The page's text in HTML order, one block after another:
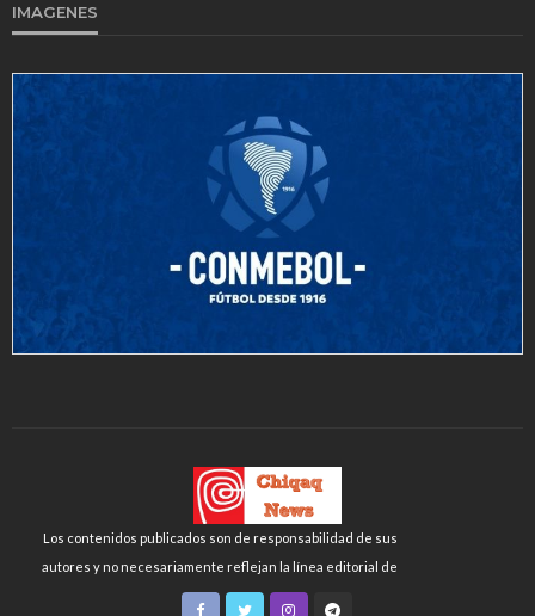
IMAGENES
Los contenidos publicados son de responsabilidad de sus
autores y no necesariamente reflejan la línea editorial de
Chiqaq News o de la FLCH-UNMSM.